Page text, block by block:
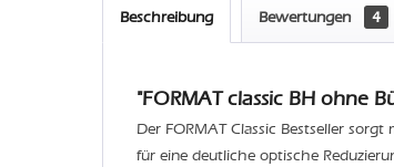
Beschreibung Bewertungen 4
"FORMAT classic BH ohne
Der FORMAT Classic Bestseller
für eine deutliche optische